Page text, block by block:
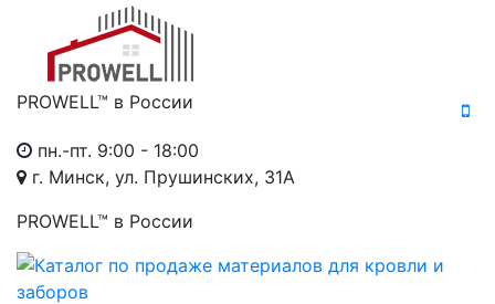
PROWELL™ в России
пн.-пт. 9:00 - 18:00
г. Минск, ул. Прушинских, 31А
PROWELL™ в России